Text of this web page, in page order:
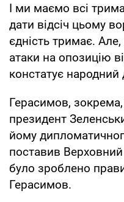
І ми маємо всі
дати відсіч цьому
єдність тримає.
атаки на опозицію
констатує народний
Герасимов,
президент
йому
поставив
було зроблено
Герасимов.